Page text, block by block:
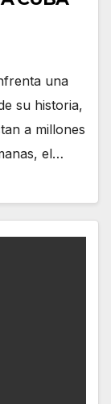
una
su historia,
a millones
el…